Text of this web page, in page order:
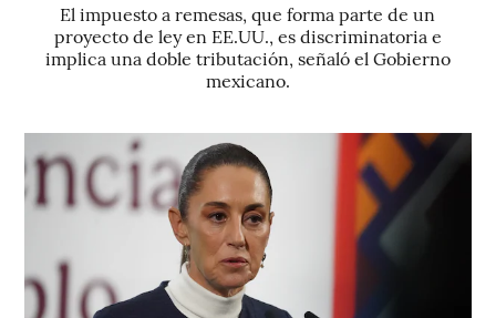
El impuesto a remesas, que forma parte de un
proyecto de ley en EE.UU., es discriminatoria e
implica una doble tributación, señaló el Gobierno
mexicano.